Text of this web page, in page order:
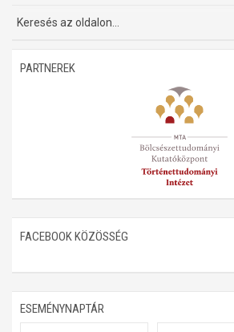
PARTNEREK
FACEBOOK KÖZÖSSÉG
ESEMÉNYNAPTÁR